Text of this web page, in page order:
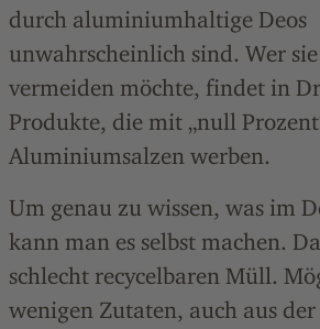
durch aluminiumhaltige Deos
unwahrscheinlich sind. Wer
vermeiden möchte, findet in
Produkte, die mit „null
Aluminiumsalzen werben.
Um genau zu wissen, was im
kann man es selbst machen.
schlecht recycelbaren Müll.
wenigen Zutaten, auch aus